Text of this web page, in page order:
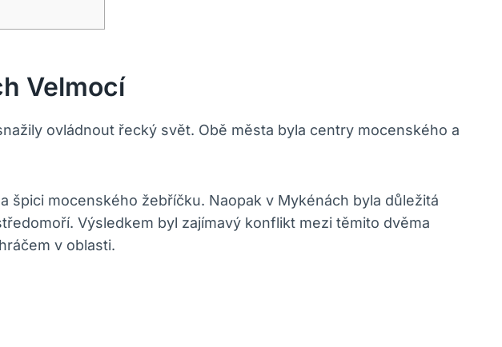
Velmocí
ovládnout řecký svět. Obě města byla centry mocenského a
mocenského žebříčku. Naopak v Mykénách byla důležitá
Výsledkem byl zajímavý konflikt mezi těmito dvěma
v oblasti.